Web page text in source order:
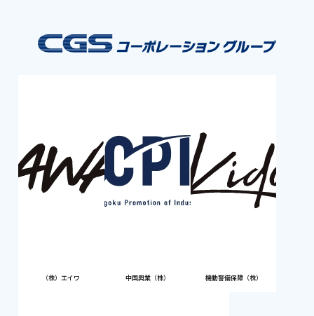
（株）エイワ 中国興業（株） 機動警備保障（株）